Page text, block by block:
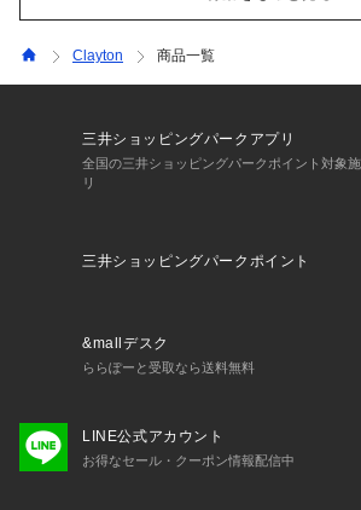
Clayton 商品一覧
三井ショッピングパークアプリ
全国の三井ショッピングパークポイント対象
リ
三井ショッピングパークポイント
&mallデスク
ららぽーと受取なら送料無料
LINE公式アカウント
お得なセール・クーポン情報配信中